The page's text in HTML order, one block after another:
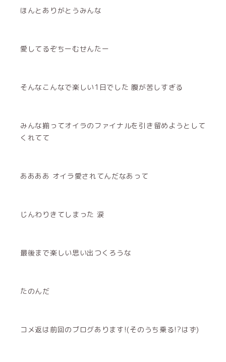
ほんとありがとうみんな
愛してるぞちーむせんたー
そんなこんなで楽しい1日でした 腹が苦しすぎる
みんな揃ってオイラのファイナルを引き留めようとして
くれてて
ああああ オイラ愛されてんだなあって
じんわりきてしまった 涙
最後まで楽しい思い出つくろうな
たのんだ
コメ返は前回のブログあります!(そのうち乗る!?はず)